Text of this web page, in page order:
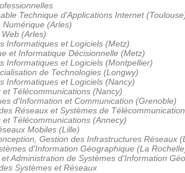
Technique d'Applications Internet
Numérique (Arles)
(Arles)
Informatiques et Logiciels (Metz)
et Informatique Décisionnelle (Metz)
Informatiques et Logiciels (Montpellier)
de Technologies (Longwy)
Informatiques et Logiciels (Nancy)
et Télécommunications (Nancy)
d'Information et Communication (Grenoble)
Réseaux et Systèmes de
et Télécommunications (Annecy)
Mobiles (Lille)
Gestion des Infrastructures Réseaux
d'Information Géographique (La
Administration de Systèmes d’Information
Systèmes et Réseaux